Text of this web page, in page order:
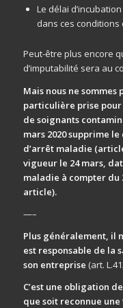
Le délai
dans ces
Peut-être plus encore
d’imputabilité sera au
Mais nous ne sommes
particulière prise pour
de soignants
mars 2020 supprime
d’arrêt maladie
vigueur le 24 mars,
maladie à compter du
article).
—–
Plus généralement, il
est responsable de la
son entreprise (art.
C’est une obligation
que soit reconnue une